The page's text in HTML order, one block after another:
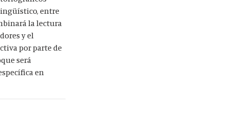
entre
la lectura
y el
por parte de
será
en